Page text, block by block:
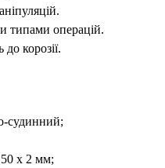
типами операцій.
до корозії.
судинний;
х 2 мм;